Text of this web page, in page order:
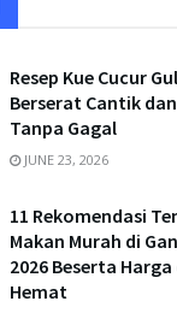
Resep Kue Cucur
Berserat Cantik
Tanpa Gagal
JUNE 23, 2026
11 Rekomendasi
Makan Murah di
2026 Beserta
Hemat